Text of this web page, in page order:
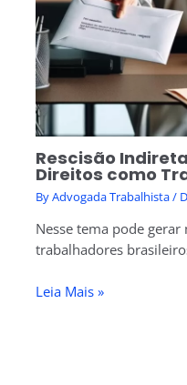
Rescisão
Direitos como
ByAdvogada Trabalhista/
Nesse tema pode
trabalhadores
Leia Mais »